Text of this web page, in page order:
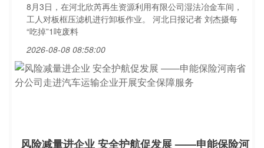
8月3日，在河北欣芮再生资源利用有限公司湿法冶金车间，
工人对板框压滤机进行卸板作业。 河北日报记者 刘杰摄每
“吃掉”1吨废料
2026-08-08 08:58:00
风险减量进企业 安全护航促发展 ——申能保险河